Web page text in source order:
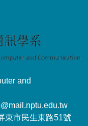
and
東市民生東路51號